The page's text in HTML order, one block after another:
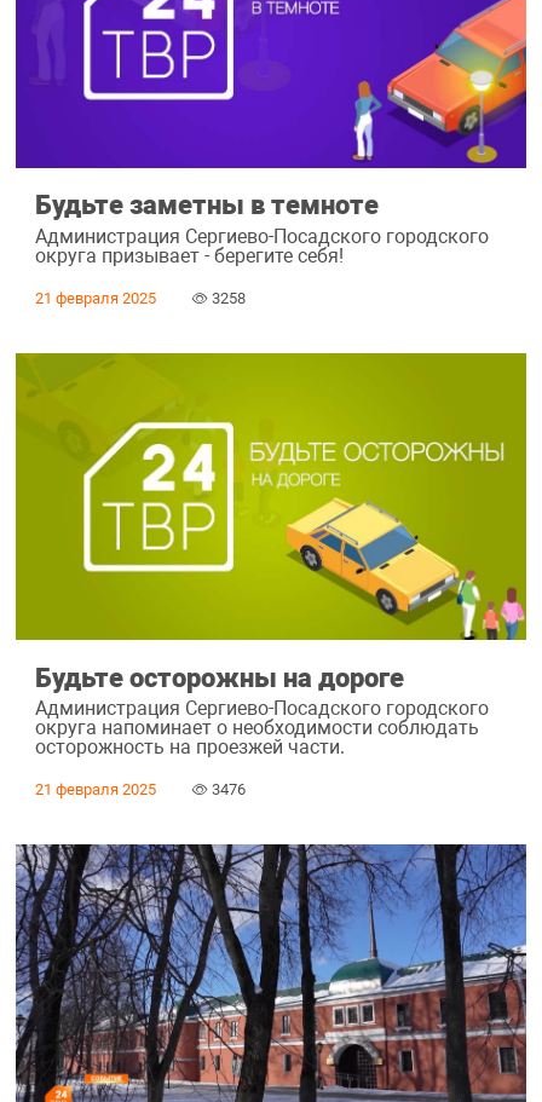
Будьте заметны в темноте
Администрация Сергиево-Посадского городского
округа призывает - берегите себя!
21 февраля 2025 3258
Будьте осторожны на дороге
Администрация Сергиево-Посадского городского
округа напоминает о необходимости соблюдать
осторожность на проезжей части.
21 февраля 2025 3476